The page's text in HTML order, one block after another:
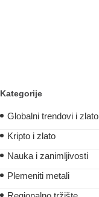
Kategorije
Globalni trendovi i zlato
Kripto i zlato
Nauka i zanimljivosti
Plemeniti metali